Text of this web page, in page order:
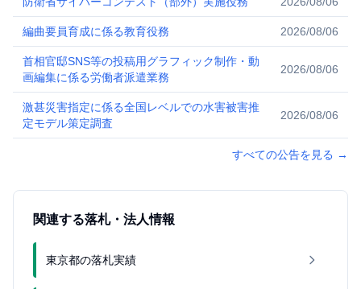
編曲要員育成に係る教育役務 2026/08/06
首相官邸SNS等の投稿用グラフィック制作・動
画編集に係る労働者派遣業務
2026/08/06
激甚災害指定に係る全国レベルでの水害被害推
定モデル策定調査
2026/08/06
すべての公告を見る →
関連する落札・法人情報
東京都の落札実績